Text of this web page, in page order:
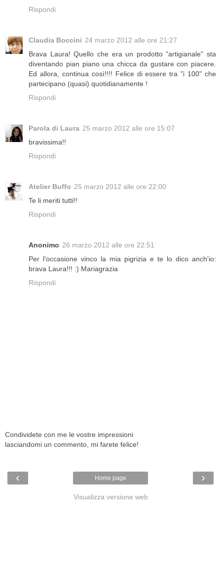
Rispondi
Claudia Boccini 24 marzo 2012 alle ore 21:27
Brava Laura! Quello che era un prodotto "artigianale" sta
diventando pian piano una chicca da gustare con piacere.
Ed allora, continua così!!!! Felice di essere tra "i 100" che
partecipano (quasi) quotidianamente !
Rispondi
Parola di Laura 25 marzo 2012 alle ore 15:07
bravissima!!
Rispondi
Atelier Buffo 25 marzo 2012 alle ore 22:00
Te li meriti tutti!!
Rispondi
Anonimo 26 marzo 2012 alle ore 22:51
Per l'occasione vinco la mia pigrizia e te lo dico anch'io:
brava Laura!!! :) Mariagrazia
Rispondi
Condividete con me le vostre impressioni
lasciandomi un commento, mi farete felice!
‹ ›
Home page
Visualizza versione web